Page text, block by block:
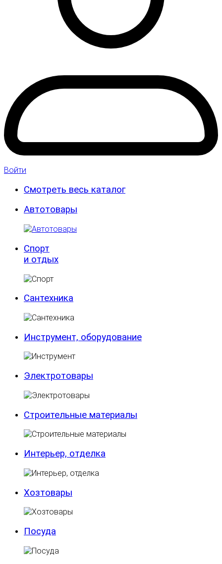
Войти
Смотреть весь каталог
Автотовары
Спорт
и отдых
Сантехника
Инструмент, оборудование
Электротовары
Строительные материалы
Интерьер, отделка
Хозтовары
Посуда